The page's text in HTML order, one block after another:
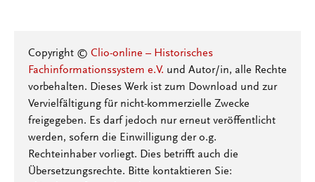
Copyright © Clio-online – Historisches
Fachinformationssystem e.V. und Autor/in, alle Rechte
vorbehalten. Dieses Werk ist zum Download und zur
Vervielfältigung für nicht-kommerzielle Zwecke
freigegeben. Es darf jedoch nur erneut veröffentlicht
werden, sofern die Einwilligung der o.g.
Rechteinhaber vorliegt. Dies betrifft auch die
Übersetzungsrechte. Bitte kontaktieren Sie: